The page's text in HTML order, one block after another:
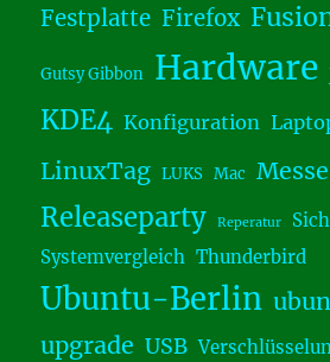
Festplatte Firefox
Gutsy Gibbon Hardware
KDE4 Konfiguration
LinuxTag LUKS Mac Messe
Releaseparty Reperatur
Systemvergleich Thunderbird
Ubuntu-Berlin
upgrade USB